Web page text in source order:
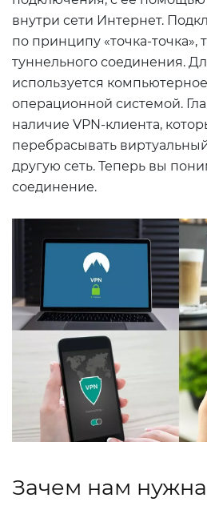
внутри сети Интернет.
по принципу «точка-точка»,
туннельного соединения.
используется
операционной системой.
наличие VPN-клиента,
перебрасывать
другую сеть. Теперь вы
соединение.
Зачем нам нужна